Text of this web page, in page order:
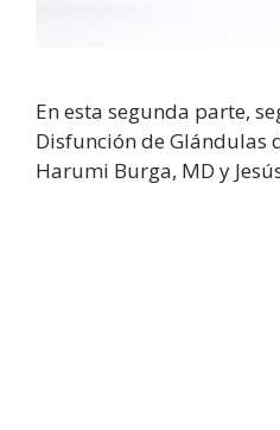
En esta segunda parte,
Disfunción de Glándulas
Harumi Burga, MD y